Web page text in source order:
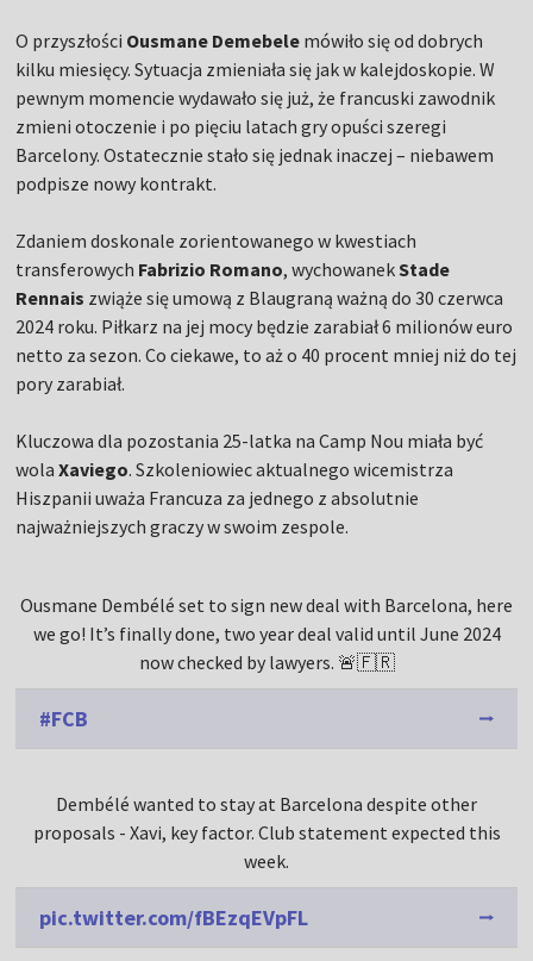
O przyszłości Ousmane Demebele mówiło się od dobrych
kilku miesięcy. Sytuacja zmieniała się jak w kalejdoskopie. W
pewnym momencie wydawało się już, że francuski zawodnik
zmieni otoczenie i po pięciu latach gry opuści szeregi
Barcelony. Ostatecznie stało się jednak inaczej – niebawem
podpisze nowy kontrakt.
Zdaniem doskonale zorientowanego w kwestiach
transferowych Fabrizio Romano, wychowanekStade
Rennais zwiąże się umową z Blaugraną ważną do 30 czerwca
2024 roku. Piłkarz na jej mocy będzie zarabiał 6 milionów euro
netto za sezon. Co ciekawe, to aż o 40 procent mniej niż do tej
pory zarabiał.
Kluczowa dla pozostania 25-latka na Camp Nou miała być
wolaXaviego. Szkoleniowiec aktualnego wicemistrza
Hiszpanii uważa Francuza za jednego z absolutnie
najważniejszych graczy w swoim zespole.
Ousmane Dembélé set to sign new deal with Barcelona, here
we go! It’s finally done, two year deal valid until June 2024
now checked by lawyers. 🚨🇫🇷
#FCB
Dembélé wanted to stay at Barcelona despite other
proposals - Xavi, key factor. Club statement expected this
week.
pic.twitter.com/fBEzqEVpFL